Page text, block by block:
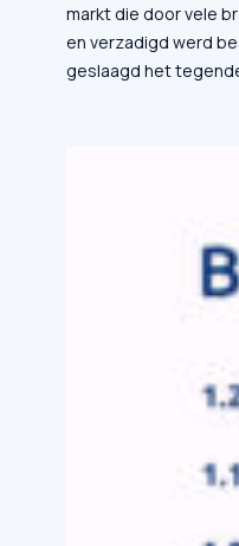
markt die door vele
en verzadigd werd
geslaagd het